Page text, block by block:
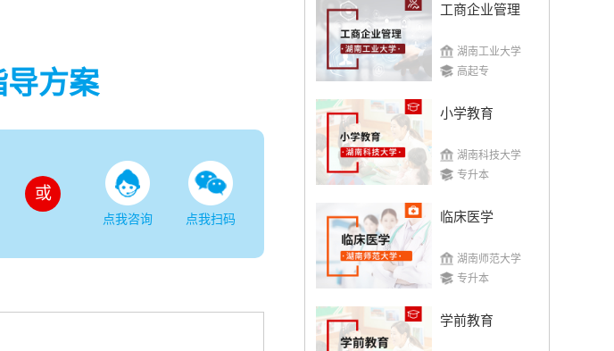
导方案
或
点我咨询 点我扫码
工商企业管理
湖南工业大学
高起专
小学教育
湖南科技大学
专升本
临床医学
湖南师范大学
专升本
学前教育